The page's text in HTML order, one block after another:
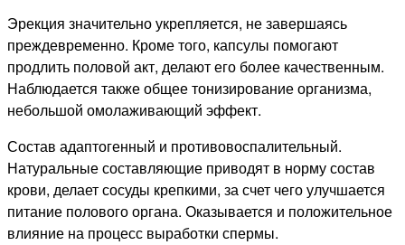
Эрекция значительно укрепляется, не завершаясь
преждевременно. Кроме того, капсулы помогают
продлить половой акт, делают его более качественным.
Наблюдается также общее тонизирование организма,
небольшой омолаживающий эффект.
Состав адаптогенный и противовоспалительный.
Натуральные составляющие приводят в норму состав
крови, делает сосуды крепкими, за счет чего улучшается
питание полового органа. Оказывается и положительное
влияние на процесс выработки спермы.